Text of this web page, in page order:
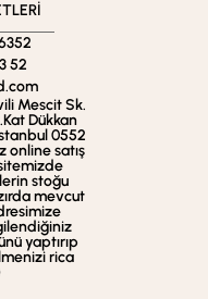
52
Mescit Sk.
Dükkan
0552
online satış
stoğu
mevcut
yaptırıp
rica